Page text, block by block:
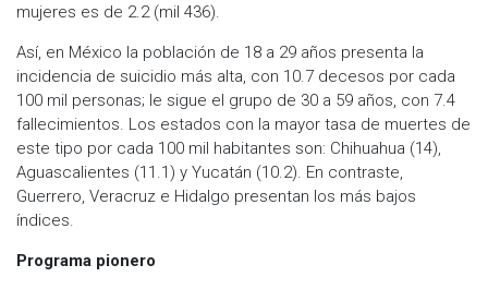
mujeres es de 2.2 (mil 436).
Así, en México la población de 18 a 29 años presenta la
incidencia de suicidio más alta, con 10.7 decesos por cada
100 mil personas; le sigue el grupo de 30 a 59 años, con 7.4
fallecimientos. Los estados con la mayor tasa de muertes de
este tipo por cada 100 mil habitantes son: Chihuahua (14),
Aguascalientes (11.1) y Yucatán (10.2). En contraste,
Guerrero, Veracruz e Hidalgo presentan los más bajos
índices.
Programa pionero